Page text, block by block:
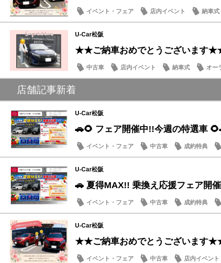
イベント・フェア 店内イベント 納車式
U-Car松阪
★★ご納車おめでとうございます
中古車 店内イベント 納車式 オー
店舗記事新着
U-Car松阪
🚗🌻 フェア開催中!!今週の特選車
イベント・フェア 中古車 成約特典
U-Car松阪
🚗 夏得MAX!! 乗換え応援フェア開
イベント・フェア 中古車 成約特典
U-Car松阪
★★ご納車おめでとうございます
イベント・フェア 中古車 店内イベント